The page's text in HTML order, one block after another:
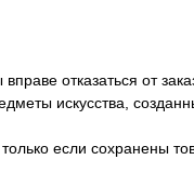
отказаться от
искусства,
если сохранены